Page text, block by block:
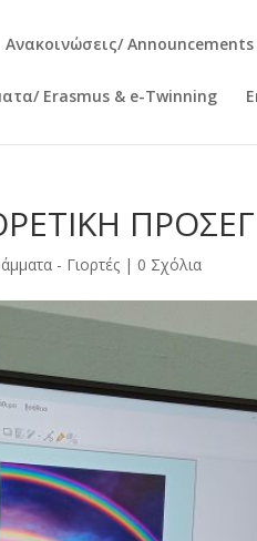
Ανακοινώσεις/ Announcements
Erasmus & e-Twinning
- Γιορτές | 0 Σχόλια